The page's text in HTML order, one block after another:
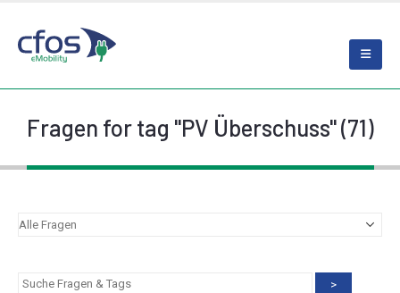
Fragen for tag "PV Überschuss" (71)
>